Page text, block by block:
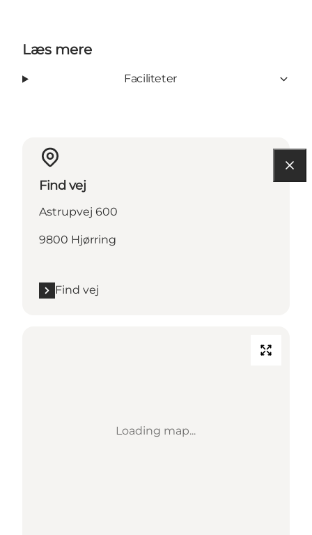
Læs mere
Faciliteter
Find vej
Astrupvej 600
9800 Hjørring
Find vej
Loading map...